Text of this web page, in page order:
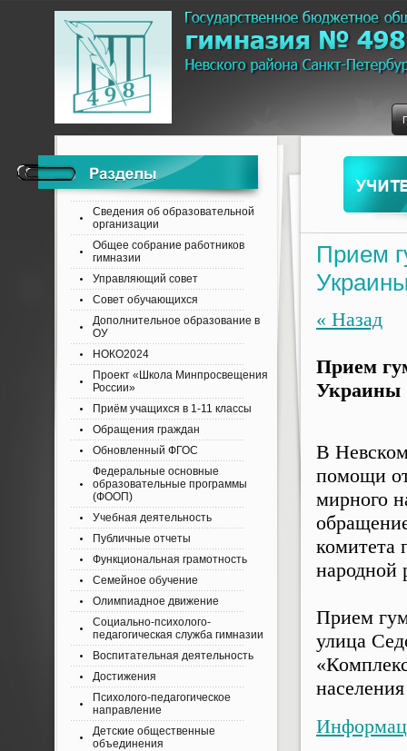
Прием
« Назад
Прием
Украины
В
помощи
мирного
комитета
народной
Прием
улица
Сведения об образовательной
организации
Общее собрание работников
гимназии
Управляющий совет
Совет обучающихся
Дополнительное образование в
ОУ
НОКО2024
Проект «Школа Минпросвещения
России»
Приём учащихся в 1-11 классы
Обращения граждан
Обновленный ФГОС
Федеральные основные
образовательные программы
(ФООП)
Учебная деятельность
Публичные отчеты
Функциональная грамотность
Семейное обучение
Олимпиадное движение
Социально-психолого-
педагогическая служба гимназии
Воспитательная деятельность
Достижения
Психолого-педагогическое
направление
Детские общественные
объединения